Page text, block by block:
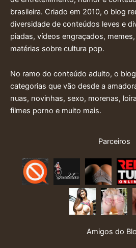
brasileira. Criado em 2010, o blog
diversidade de conteúdos leves e
piadas, vídeos engraçados,
matérias sobre cultura pop.
No ramo do conteúdo adulto, o
categorias que vão desde a
nuas, novinhas, sexo, morenas,
filmes porno e muito mais.
Parceiros
Amigos do